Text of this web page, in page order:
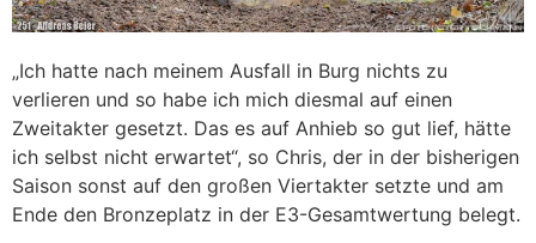
„Ich hatte nach meinem Ausfall in Burg nichts zu
verlieren und so habe ich mich diesmal auf einen
Zweitakter gesetzt. Das es auf Anhieb so gut lief, hätte
ich selbst nicht erwartet“, so Chris, der in der bisherigen
Saison sonst auf den großen Viertakter setzte und am
Ende den Bronzeplatz in der E3-Gesamtwertung belegt.